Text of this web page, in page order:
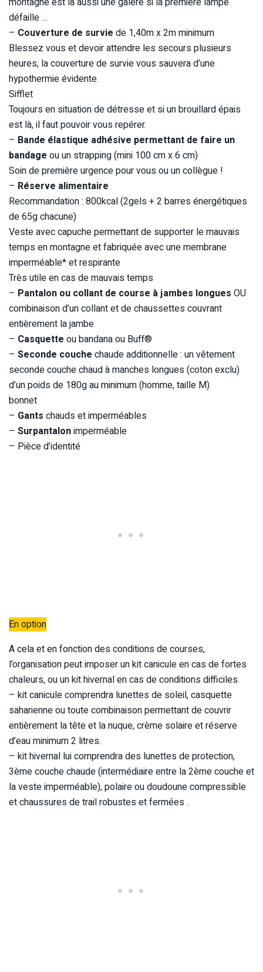
défaille …
– Couverture de survie de 1,40m x 2m minimum
Blessez vous et devoir attendre les secours plusieurs
heures, la couverture de survie vous sauvera d’une
hypothermie évidente.
Sifflet
Toujours en situation de détresse et si un brouillard épais
est là, il faut pouvoir vous repérer.
– Bande élastique adhésive permettant de faire un
bandage ou un strapping (mini 100 cm x 6 cm)
Soin de première urgence pour vous ou un collègue !
– Réserve alimentaire
Recommandation : 800kcal (2gels + 2 barres énergétiques
de 65g chacune)
Veste avec capuche permettant de supporter le mauvais
temps en montagne et fabriquée avec une membrane
imperméable* et respirante
Très utile en cas de mauvais temps
– Pantalon ou collant de course à jambes longues OU
combinaison d’un collant et de chaussettes couvrant
entièrement la jambe
– Casquette ou bandana ou Buff®
– Seconde couche chaude additionnelle : un vêtement
seconde couche chaud à manches longues (coton exclu)
d’un poids de 180g au minimum (homme, taille M)
bonnet
– Gants chauds et imperméables
– Surpantalonimperméable
– Pièce d’identité
En option
A cela et en fonction des conditions de courses,
l’organisation peut imposer un kit canicule en cas de fortes
chaleurs, ou un kit hivernal en cas de conditions difficiles.
– kit canicule comprendra lunettes de soleil, casquette
saharienne ou toute combinaison permettant de couvrir
entièrement la tête et la nuque, crème solaire et réserve
d’eau minimum 2 litres.
– kit hivernal lui comprendra des lunettes de protection,
3ème couche chaude (intermédiaire entre la 2ème couche et
la veste imperméable), polaire ou doudoune compressible
et chaussures de trail robustes et fermées .